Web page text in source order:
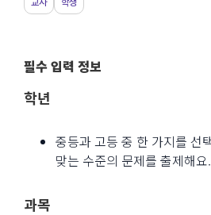
교사 학생
필수 입력 정보
학년
중등과 고등 중 한 가지를 선
맞는 수준의 문제를 출제해요.
과목